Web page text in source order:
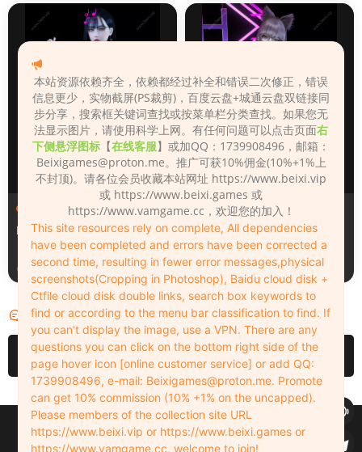
人物（Looks）
Monica_2_2_2
1天前
人物（Looks）
Lizhen2025
2天前
评论 0
请先登录
Copyleft © 2022-2026 beixi.vip - All Rights Freedom！
创作不易！有能力的同学可以去支持一下原创作者（我们绝对支持），当然
本站资源依赖齐全，依赖都经过补全和错误二次修正，错误
信息更少，实物截屏(PS裁剪)，百度云盘+城通云盘双链接同
步分享，搜索框关键词查找或按菜单栏分类查找。如果您无
法显示图片，请使用科学上网。有任何问题可以点击页面右
下侧悬浮图标 【在线客服】或加QQ：1739908496，邮箱：
Beixigames@proton.me。推广可获10%佣金(10%+1%上
不封顶)。请各位会员收藏本站网址 https://www.beixi.vip
或 https://www.beixi.games 或
https://www.vamgame.cc，欢迎您的加入！
This site resources rely on complete, All dependencies
have been completed and errors have been corrected a
second time, resulting in fewer error messages,physical
screenshots(Cropping in Photoshop), Baidu cloud disk +
Ctfile cloud disk double links, search box keywords to
find or according to the menu bar classification to find. If
you can't display the image, use a VPN. There are any
questions you can click on the bottom right side of the
page hover icon [online customer service] or add QQ:
1739908496, e-mail: Beixigames@proton.me. Promote
can get 10% commission (10% +1% on the uncapped).
Please members of the collection site URL
https://www.beixi.vip or https://www.beixi.games or
https://www.vamgame.cc, welcome to join!